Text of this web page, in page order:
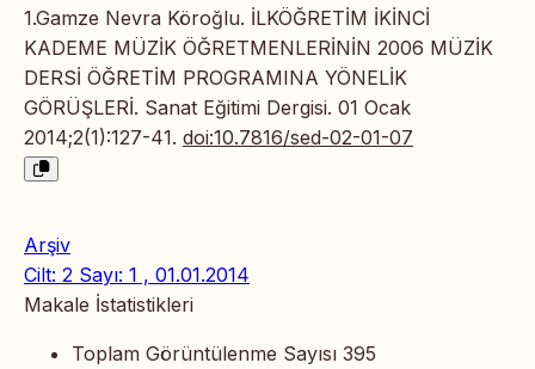
1.Gamze Nevra Köroğlu. İLKÖĞRETİM İKİNCİ
KADEME MÜZİK ÖĞRETMENLERİNİN 2006 MÜZİK
DERSİ ÖĞRETİM PROGRAMINA YÖNELİK
GÖRÜŞLERİ. Sanat Eğitimi Dergisi. 01 Ocak
2014;2(1):127-41. doi:10.7816/sed-02-01-07
Arşiv
Cilt: 2 Sayı: 1 , 01.01.2014
Makale İstatistikleri
Toplam Görüntülenme Sayısı 395